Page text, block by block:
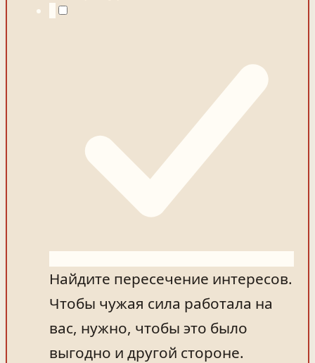
Найдите пересечение интересов.
Чтобы чужая сила работала на
вас, нужно, чтобы это было
выгодно и другой стороне.